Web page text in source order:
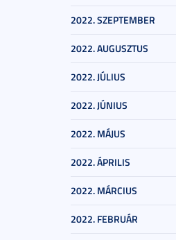
2022. SZEPTEMBER
2022. AUGUSZTUS
2022. JÚLIUS
2022. JÚNIUS
2022. MÁJUS
2022. ÁPRILIS
2022. MÁRCIUS
2022. FEBRUÁR